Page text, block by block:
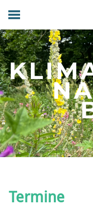
Termine